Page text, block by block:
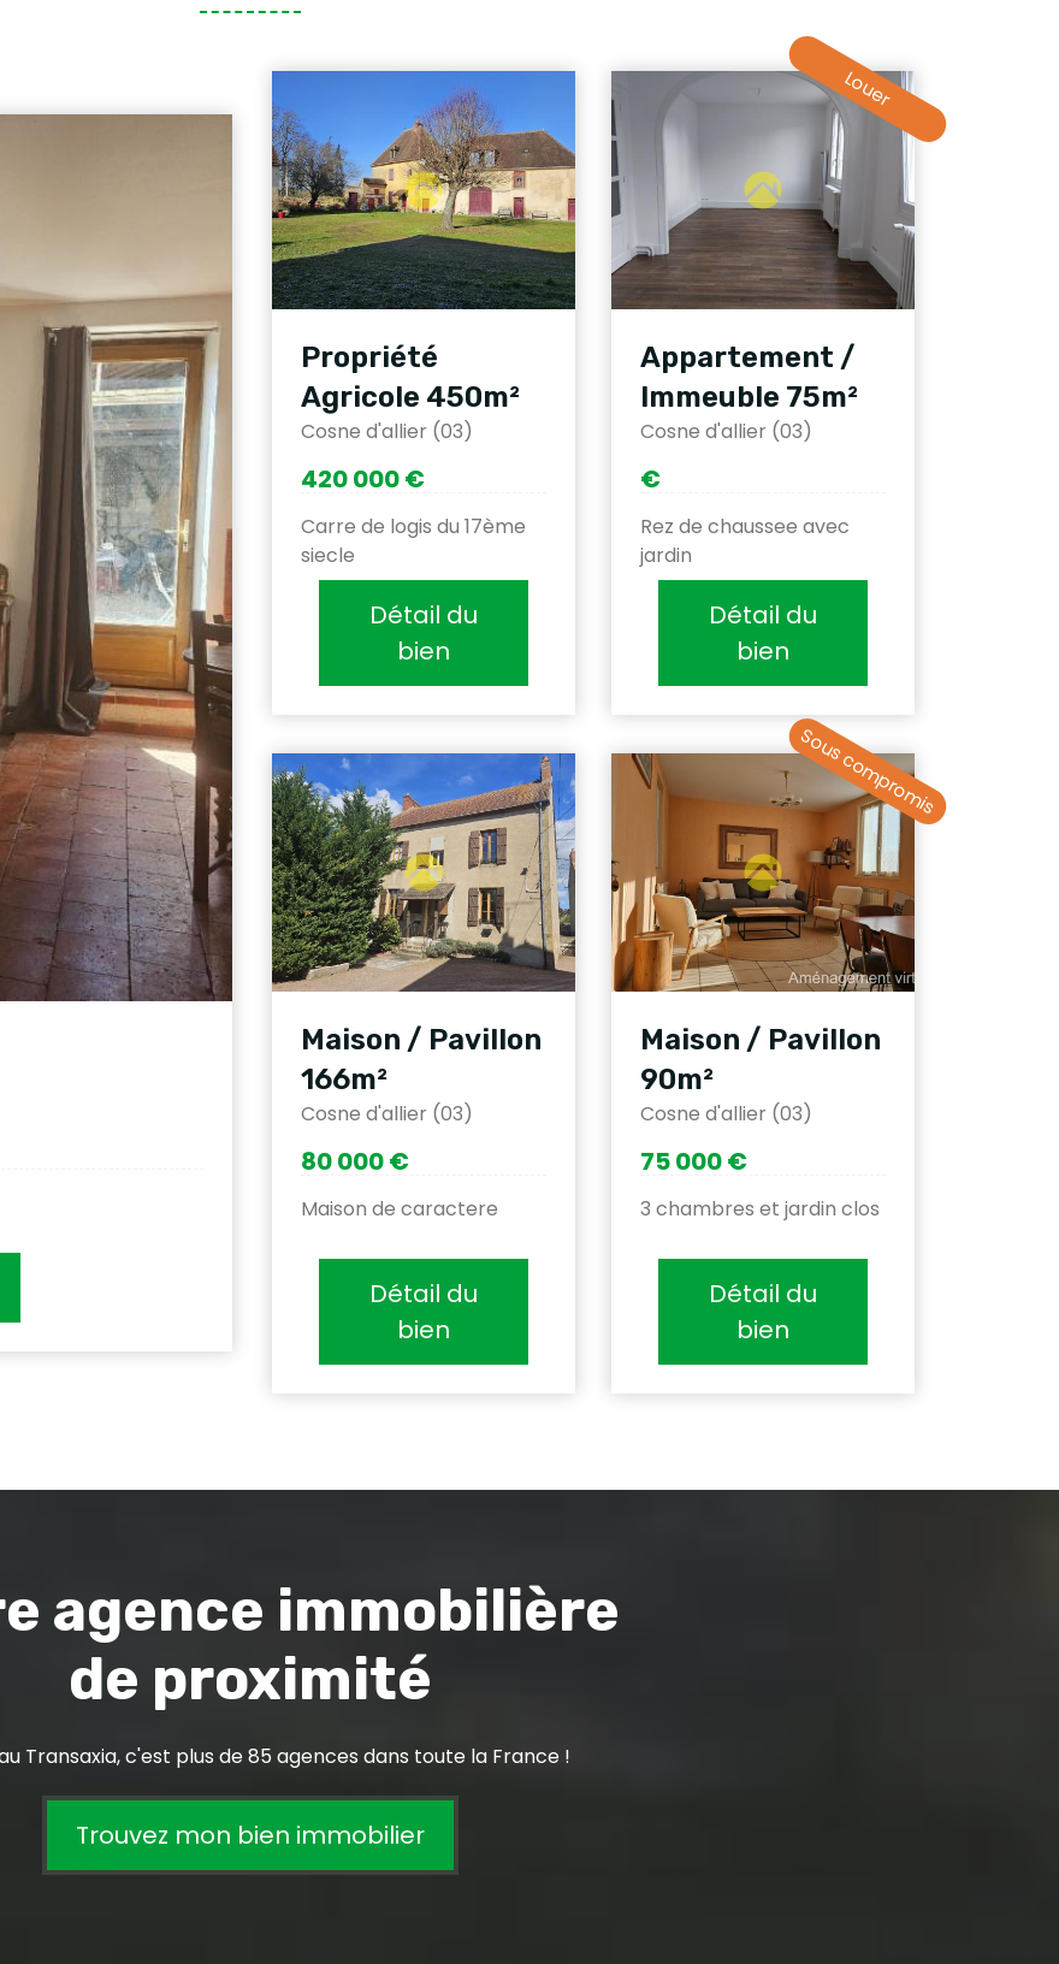
Propriété
Agricole 450m²
Cosne d'allier (03)
420 000 €
Carre de logis du 17ème
siecle
Détail du
bien
Louer
Appartement /
Immeuble 75m²
Cosne d'allier (03)
€
Rez de chaussee avec
jardin
Détail du
bien
Maison / Pavillon
166m²
Cosne d'allier (03)
80 000 €
Maison de caractere
Détail du
bien
Sous compromis
Maison / Pavillon
90m²
Cosne d'allier (03)
75 000 €
3 chambres et jardin clos
Détail du
bien
agence immobilière
de proximité
Transaxia, c'est plus de 85 agences dans toute la France !
Trouvez mon bien immobilier